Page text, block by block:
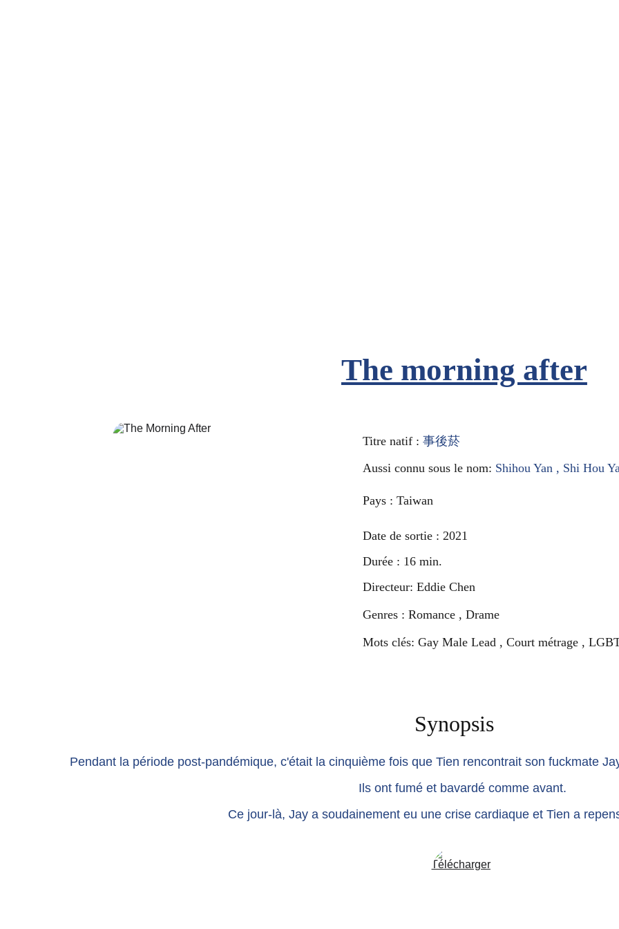
The morning after
Titre natif : 事後菸
Aussi connu sous le nom: Shihou Yan , Shi Hou
Pays : Taiwan
Date de sortie : 2021
Durée : 16 min.
Directeur: Eddie Chen
Genres : Romance , Drame
Mots clés: Gay Male Lead , Court métrage ,
Synopsis
Pendant la période post-pandémique, c'était la cinquième fois que Tien rencontrait son fuckmate
Ils ont fumé et bavardé comme avant.
Ce jour-là, Jay a soudainement eu une crise cardiaque et Tien a